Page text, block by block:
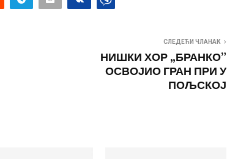
СЛЕДЕЋИ ЧЛАНАК
НИШКИ ХОР „БРАНКО”
ОСВОЈИО ГРАН ПРИ У
ПОЉСКОЈ